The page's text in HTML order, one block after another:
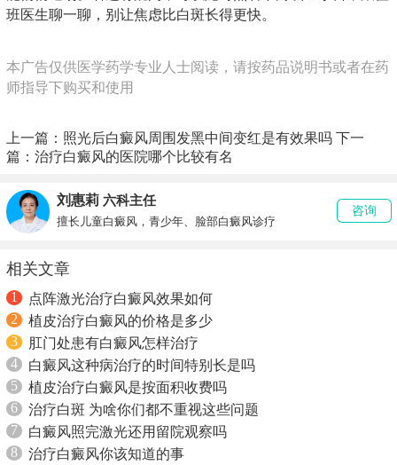
班医生聊一聊，别让焦虑比白斑长得更快。
本广告仅供医学药学专业人士阅读，请按药品说明书或者在药
师指导下购买和使用
上一篇： 照光后白癜风周围发黑中间变红是有效果吗 下一
篇： 治疗白癜风的医院哪个比较有名
刘惠莉 六科主任
擅长儿童白癜风，青少年、脸部白癜风诊疗
咨询
相关文章
1
点阵激光治疗白癜风效果如何
2
植皮治疗白癜风的价格是多少
3
肛门处患有白癜风怎样治疗
4
白癜风这种病治疗的时间特别长是吗
5
植皮治疗白癜风是按面积收费吗
6
治疗白斑 为啥你们都不重视这些问题
7
白癜风照完激光还用留院观察吗
8
治疗白癜风你该知道的事